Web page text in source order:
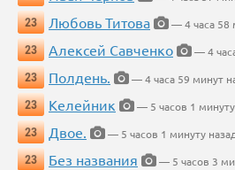
23
Любовь Титова
— 4 часа 58
23
Алексей Савченко
— 4
23
Полдень.
— 4 часа 59 минут
23
Келейник
— 5 часов 1
23
Двое.
— 5 часов 1 минуту
23
Без названия
— 5 часов 3